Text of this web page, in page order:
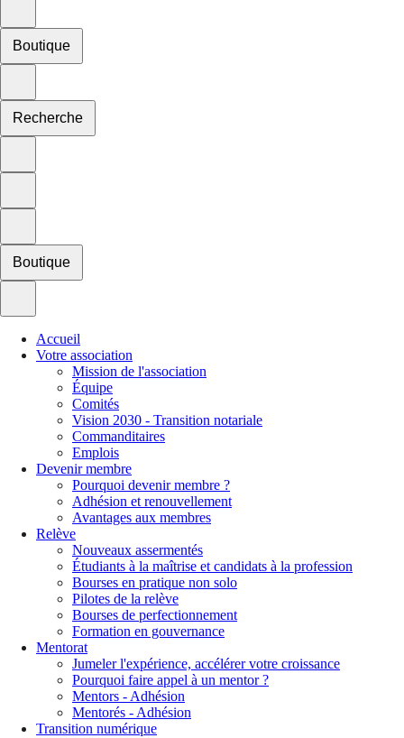
Boutique
Recherche
Boutique
Accueil
Votre association
Mission de l'association
Équipe
Comités
Vision 2030 - Transition notariale
Commanditaires
Emplois
Devenir membre
Pourquoi devenir membre ?
Adhésion et renouvellement
Avantages aux membres
Relève
Nouveaux assermentés
Étudiants à la maîtrise et candidats à la profession
Bourses en pratique non solo
Pilotes de la relève
Bourses de perfectionnement
Formation en gouvernance
Mentorat
Jumeler l'expérience, accélérer votre croissance
Pourquoi faire appel à un mentor ?
Mentors - Adhésion
Mentorés - Adhésion
Transition numérique